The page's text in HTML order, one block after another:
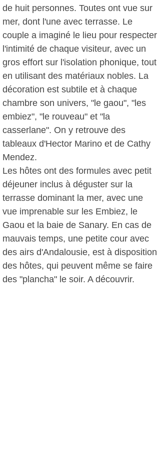
de huit personnes. Toutes ont vue sur
mer, dont l'une avec terrasse. Le
couple a imaginé le lieu pour respecter
l'intimité de chaque visiteur, avec un
gros effort sur l'isolation phonique, tout
en utilisant des matériaux nobles. La
décoration est subtile et à chaque
chambre son univers, "le gaou", "les
embiez", "le rouveau" et "la
casserlane". On y retrouve des
tableaux d'Hector Marino et de Cathy
Mendez.
Les hôtes ont des formules avec petit
déjeuner inclus à déguster sur la
terrasse dominant la mer, avec une
vue imprenable sur les Embiez, le
Gaou et la baie de Sanary. En cas de
mauvais temps, une petite cour avec
des airs d'Andalousie, est à disposition
des hôtes, qui peuvent même se faire
des "plancha" le soir. A découvrir.